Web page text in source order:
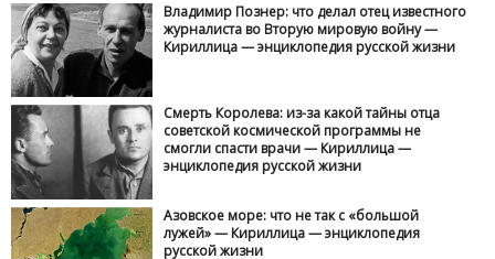
Владимир Познер: что делал отец известного
журналиста во Вторую мировую войну —
Кириллица — энциклопедия русской жизни
Смерть Королева: из-за какой тайны отца
советской космической программы не
смогли спасти врачи — Кириллица —
энциклопедия русской жизни
Азовское море: что не так с «большой
лужей» — Кириллица — энциклопедия
русской жизни